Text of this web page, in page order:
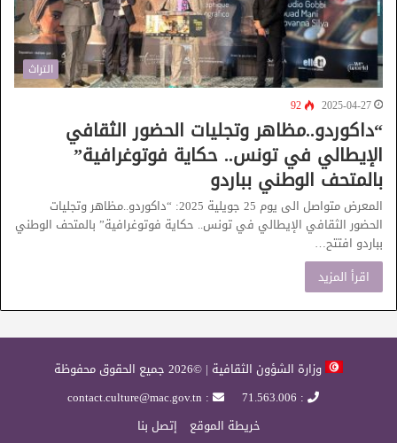
التراث
2025-04-27
92
“داكوردو..مظاهر وتجليات الحضور الثقافي
الإيطالي في تونس.. حكاية فوتوغرافية”
بالمتحف الوطني بباردو
المعرض متواصل الى يوم 25 جويلية 2025: “داكوردو..مظاهر وتجليات
الحضور الثقافي الإيطالي في تونس.. حكاية فوتوغرافية” بالمتحف الوطني
بباردو افتتح…
اقرأ المزيد
وزارة الشؤون الثقافية | ©2026 جميع الحقوق محفوظة
: 71.563.006
: contact.culture@mac.gov.tn
خريطة الموقع
إتصل بنا